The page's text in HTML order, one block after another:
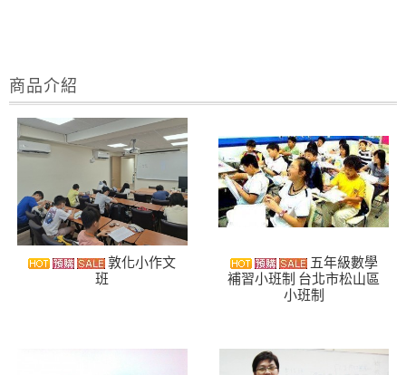
商品介紹
敦化小作文
班
五年級數學
補習小班制 台北市松山區
小班制